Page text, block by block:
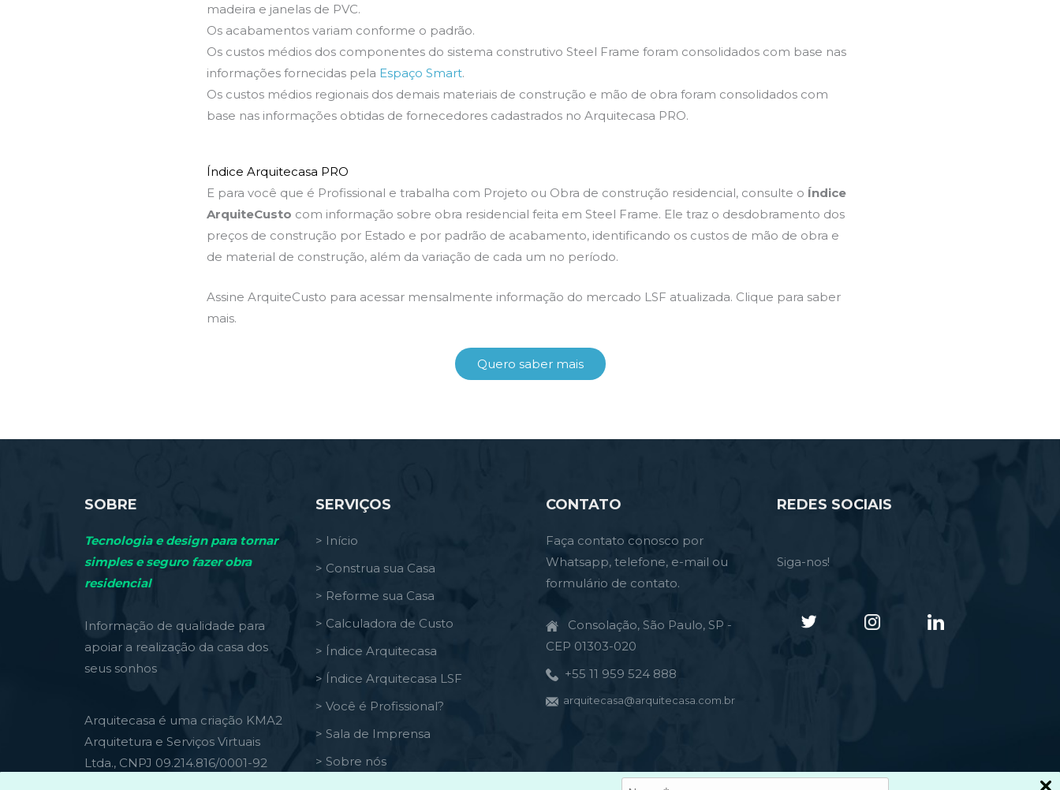
madeira e janelas de PVC.
Os acabamentos variam conforme o padrão.
Os custos médios dos componentes do sistema construtivo Steel Frame foram consolidados com base nas
informações fornecidas pela Espaço Smart.
Os custos médios regionais dos demais materiais de construção e mão de obra foram consolidados com
base nas informações obtidas de fornecedores cadastrados no Arquitecasa PRO.
Índice Arquitecasa PRO
E para você que é Profissional e trabalha com Projeto ou Obra de construção residencial, consulte o Índice
ArquiteCusto com informação sobre obra residencial feita em Steel Frame. Ele traz o desdobramento dos
preços de construção por Estado e por padrão de acabamento, identificando os custos de mão de obra e
de material de construção, além da variação de cada um no período.
Assine ArquiteCusto para acessar mensalmente informação do mercado LSF atualizada. Clique para saber
mais.
Quero saber mais
SOBRE
Tecnologia e design para tornar
simples e seguro fazer obra
residencial
Informação de qualidade para
apoiar a realização da casa dos
seus sonhos
Arquitecasa é uma criação KMA2
Arquitetura e Serviços Virtuais
Ltda., CNPJ 09.214.816/0001-92
SERVIÇOS
> Início
> Construa sua Casa
> Reforme sua Casa
> Calculadora de Custo
> Índice Arquitecasa
> Índice Arquitecasa LSF
> Você é Profissional?
> Sala de Imprensa
> Sobre nós
CONTATO
Faça contato conosco por
Whatsapp, telefone, e-mail ou
formulário de contato.
Consolação, São Paulo, SP -
CEP 01303-020
+55 11 959 524 888
arquitecasa@arquitecasa.com.br
REDES SOCIAIS
Siga-nos!